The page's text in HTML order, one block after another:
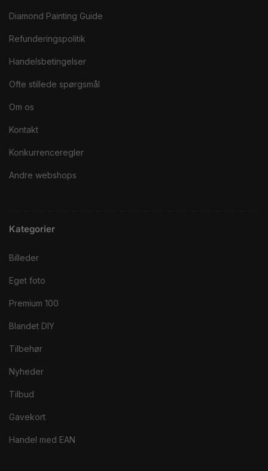
Diamond Painting Guide
Refunderingspolitik
Handelsbetingelser
Ofte stillede spørgsmål
Om os
Kontakt
Konkurrenceregler
Andre webshops
Kategorier
Billeder
Eget foto
Premium 100
Blandet DIY
Tilbehør
Nyheder
Tilbud
Gavekort
Handel med EAN